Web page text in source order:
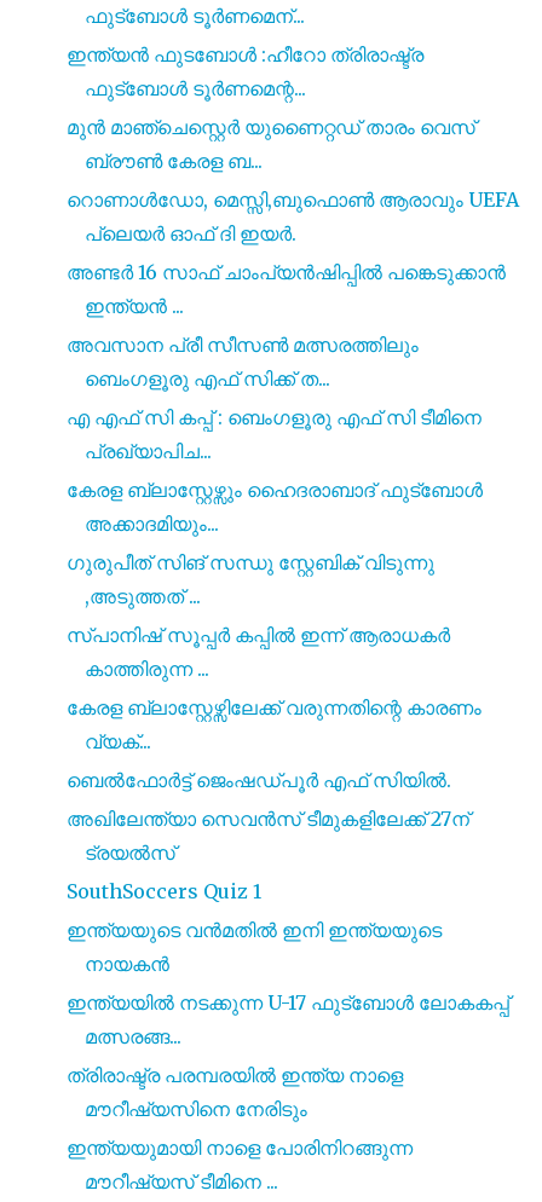
ഫുട്ബോൾ ടൂർണമെന്...
ഇന്ത്യൻ ഫുടബോൾ :ഹീറോ ത്രിരാഷ്ട്ര
ഫുട്ബോൾ ടൂർണമെന്റ...
മുൻ മാഞ്ചെസ്റ്റെർ യുണൈറ്റഡ് താരം വെസ്
ബ്രൗൺ കേരള ബ...
റൊണാൾഡോ, മെസ്സി,ബുഫൊൺ ആരാവും UEFA
പ്ലെയർ ഓഫ് ദി ഇയർ.
അണ്ടർ 16 സാഫ് ചാംപ്യൻഷിപ്പിൽ പങ്കെടുക്കാൻ
ഇന്ത്യൻ ...
അവസാന പ്രീ സീസൺ മത്സരത്തിലും
ബെംഗളൂരു എഫ് സിക്ക് ത...
എ എഫ് സി കപ്പ് : ബെംഗളൂരു എഫ് സി ടീമിനെ
പ്രഖ്യാപിച...
കേരള ബ്ലാസ്റ്റേഴ്സും ഹൈദരാബാദ് ഫുട്ബോൾ
അക്കാദമിയും...
ഗുരുപീത് സിങ് സന്ധു സ്റ്റേബിക് വിടുന്നു
,അടുത്തത് ...
സ്പാനിഷ് സൂപ്പര്‍ കപ്പിൽ ഇന്ന് ആരാധകർ
കാത്തിരുന്ന ...
കേരള ബ്ലാസ്റ്റേഴ്സിലേക്ക് വരുന്നതിന്റെ കാരണം
വ്യക്...
ബെൽഫോർട്ട് ജെംഷഡ്പൂർ എഫ് സിയിൽ.
അഖിലേന്ത്യാ സെവൻസ് ടീമുകളിലേക്ക് 27ന്
ട്രയൽസ്
SouthSoccers Quiz 1
ഇന്ത്യയുടെ വൻമതിൽ ഇനി ഇന്ത്യയുടെ
നായകൻ
ഇന്ത്യയിൽ നടക്കുന്ന U-17 ഫുട്ബോൾ ലോകകപ്പ്
മത്സരങ്ങ...
ത്രിരാഷ്ട്ര പരമ്പരയിൽ ഇന്ത്യ നാളെ
മൗറീഷ്യസിനെ നേരിടും
ഇന്ത്യയുമായി നാളെ പോരിനിറങ്ങുന്ന
മൗറീഷ്യസ് ടീമിനെ ...